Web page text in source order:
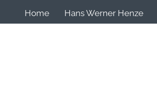
Home Hans Werner Henze